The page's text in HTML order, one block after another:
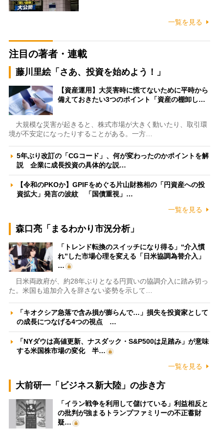
一覧を見る
注目の著者・連載
藤川里絵「さあ、投資を始めよう！」
【資産運用】大災害時に慌てないために平時から
備えておきたい3つのポイント「資産の棚卸し…
大規模な災害が起きると、株式市場が大きく動いたり、取引環
境が不安定になったりすることがある。一方…
5年ぶり改訂の「CGコード」、何が変わったのかポイントを解
説 企業に成長投資の具体的な説…
【令和のPKOか】GPIFをめぐる片山財務相の「円資産への投
資拡大」発言の波紋 「国債重視」…
一覧を見る
森口亮「まるわかり市況分析」
「トレンド転換のスイッチになり得る」“介入慣
れ”した市場心理を変える「日米協調為替介入」
…
日米両政府が、約28年ぶりとなる円買いの協調介入に踏み切っ
た。米国も追加介入を辞さない姿勢を示して…
「キオクシア急落で含み損が膨らんで…」損失を投資家として
の成長につなげる4つの視点 …
「NYダウは高値更新、ナスダック・S&P500は足踏み」が意味
する米国株市場の変化 半…
一覧を見る
大前研一「ビジネス新大陸」の歩き方
「イラン戦争を利用して儲けている」利益相反と
の批判が強まるトランプファミリーの不正蓄財
疑…